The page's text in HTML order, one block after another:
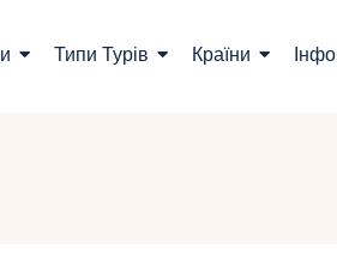
Типи Турів Країни Інфо